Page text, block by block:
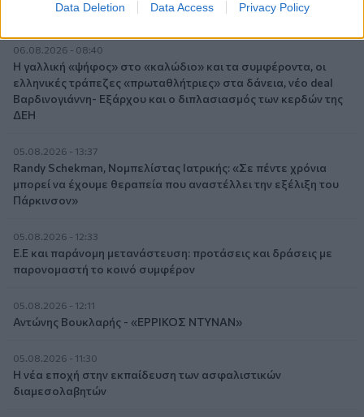
Data Deletion Data Access Privacy Policy
Στέλιος Λιανός – INTERAMERICAN / Αθηναϊκή Γενική Κλινική
06.08.2026 - 08:40
Η γαλλική «ψήφος» στο «καλώδιο» και τα συμφέροντα, οι
ελληνικές τράπεζες «πρωταθλήτριες» στα δάνεια, νέο deal
Βαρδινογιάννη- Εξάρχου και ο διπλασιασμός των κερδών της
ΔΕΗ
05.08.2026 - 13:37
Randy Schekman, Νομπελίστας Ιατρικής: «Σε πέντε χρόνια
μπορεί να έχουμε θεραπεία που αναστέλλει την εξέλιξη του
Πάρκινσον»
05.08.2026 - 12:33
Ε.Ε και παράνομη μετανάστευση: προτάσεις και δράσεις με
παρονομαστή το κοινό συμφέρον
05.08.2026 - 12:11
Αντώνης Βουκλαρής - «ΕΡΡΙΚΟΣ ΝΤΥΝΑΝ»
05.08.2026 - 11:30
Η νέα εποχή στην εκπαίδευση των ασφαλιστικών
διαμεσολαβητών